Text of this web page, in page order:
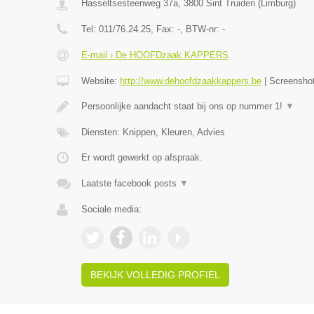
Hasseltsesteenweg 37a, 3800 Sint Truiden(Limburg)
Tel: 011/76.24.25, Fax: -, BTW-nr: -
E-mail › De HOOFDzaak KAPPERS
Website: http://www.dehoofdzaakkappers.be|
Persoonlijke aandacht staat bij ons op nummer 1! ▼
Diensten: Knippen, Kleuren, Advies
Er wordt gewerkt op afspraak.
Laatste facebook posts ▼
Sociale media:
BEKIJK VOLLEDIG PROFIEL